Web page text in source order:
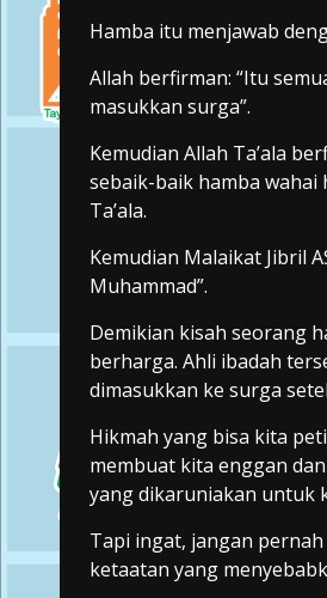
Hamba itu menjawab
Allah berfirman: “Itu
masukkan surga”.
Kemudian Allah Ta’ala
sebaik-baik hamba wahai
Ta’ala.
Kemudian Malaikat Jibril
Muhammad”.
Demikian kisah seorang
berharga. Ahli ibadah
dimasukkan ke surga
Hikmah yang bisa kita
membuat kita enggan
yang dikaruniakan untuk
Tapi ingat, jangan
ketaatan yang